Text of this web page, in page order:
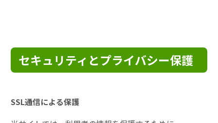
セキュリティとプライバシー保護
SSL通信による保護